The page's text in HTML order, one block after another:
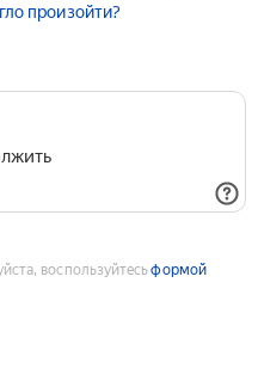
произойти?
воспользуйтесьформой